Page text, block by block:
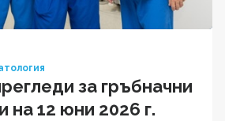
за гръбначни
12 юни 2026 г.